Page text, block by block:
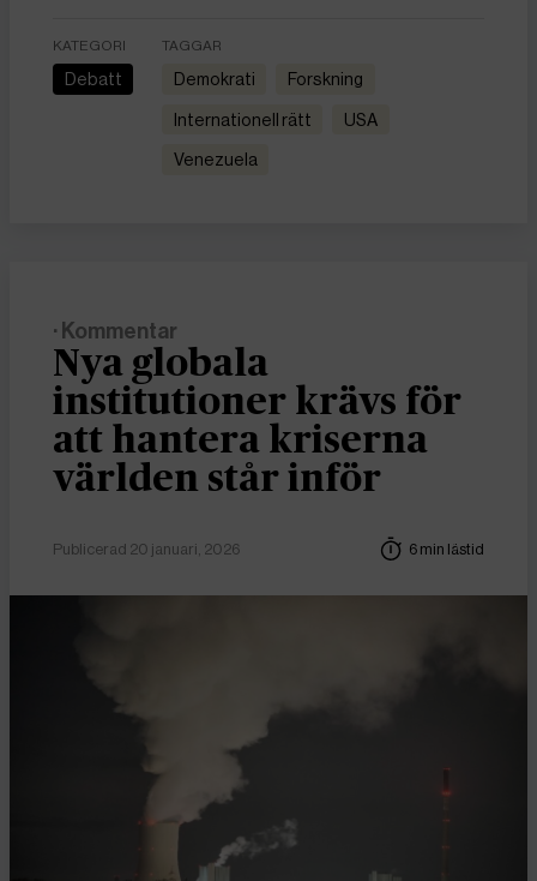
KATEGORI
Debatt
TAGGAR
demokrati forskning
internationell rätt USA
Venezuela
· Kommentar
Nya globala
institutioner krävs för
att hantera kriserna
världen står inför
Publicerad 20 januari, 2026 6 min lästid